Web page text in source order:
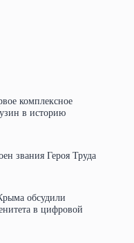
комплексное
в историю
звания Героя Труда
обсудили
в цифровой